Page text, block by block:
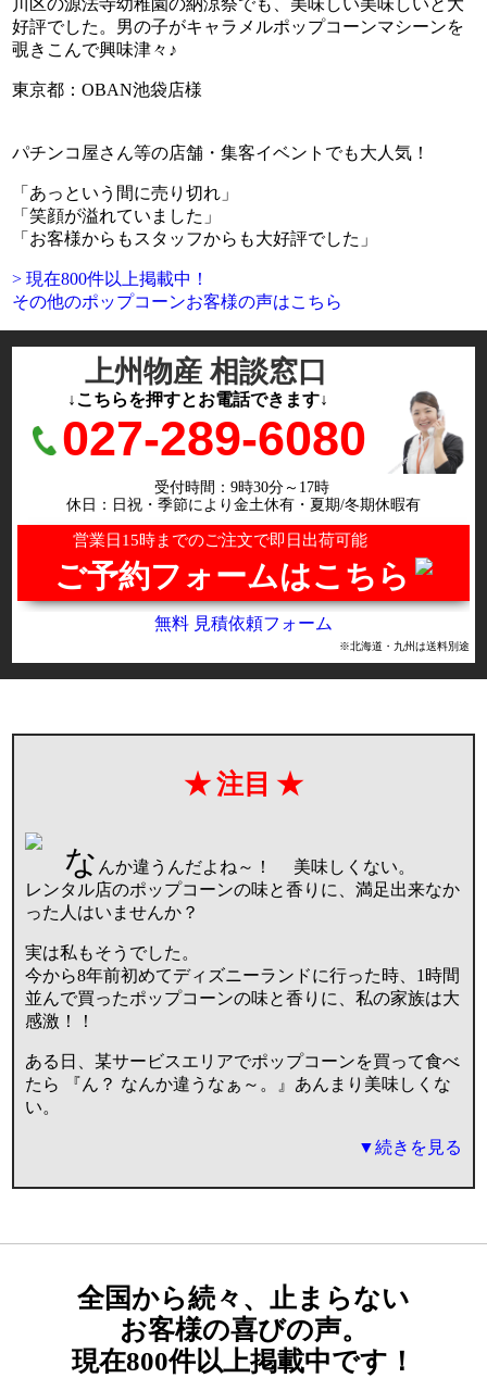
川区の源法寺幼稚園の納涼祭でも、美味しい美味しいと大
好評でした。男の子がキャラメルポップコーンマシーンを
覗きこんで興味津々♪
東京都：OBAN池袋店様
パチンコ屋さん等の店舗・集客イベントでも大人気！
「あっという間に売り切れ」
「笑顔が溢れていました」
「お客様からもスタッフからも大好評でした」
> 現在800件以上掲載中！
その他のポップコーンお客様の声はこちら
上州物産 相談窓口
営業日15時までのご注文で即日出荷可能
ご予約フォームはこちら
↓こちらを押すとお電話できます↓
027-289-6080
受付時間：9時30分～17時
休日：日祝・季節により金土休有・夏期/冬期休暇有
無料 見積依頼フォーム
※北海道・九州は送料別途
注目
な んか違うんだよね～！ 美味しくない。
レンタル店のポップコーンの味と香りに、満足出来なか
った人はいませんか？
実は私もそうでした。
今から8年前初めてディズニーランドに行った時、1時間
並んで買ったポップコーンの味と香りに、私の家族は大
感激！！
ある日、某サービスエリアでポップコーンを買って食べ
たら 『ん？ なんか違うなぁ～。』あんまり美味しくな
い。
▼続きを見る
全国から続々、止まらない
お客様の喜びの声。
現在800件以上掲載中です！